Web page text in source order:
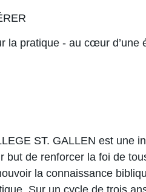
la pratique - au cœur d’une
ST. GALLEN est une
but de renforcer la foi de
la connaissance